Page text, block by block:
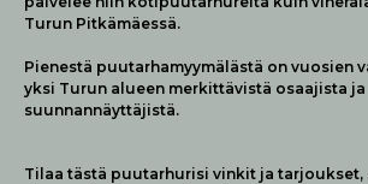
Turun Pitkämäessä.
Pienestä puutarhamyymälästä on vuosien
yksi Turun alueen merkittävistä osaajista ja
suunnannäyttäjistä.
Tilaa tästä puutarhurisi vinkit ja tarjoukset,